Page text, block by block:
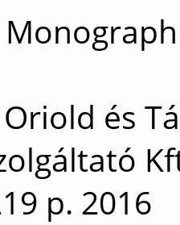
és
p. 2016